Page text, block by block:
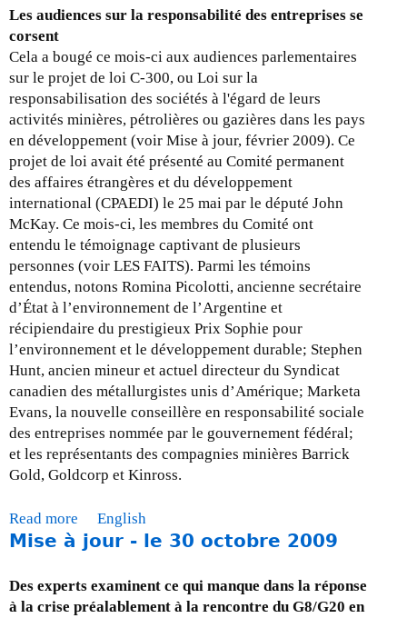
r
n
s
a
c
t
i
o
n
s
f
i
n
a
n
c
i
è
r
e
s
:
m
p
a
s
2
0
1
0
u
M
i
s
e
à
j
o
u
r
-
l
e
2
8
f
é
v
r
i
e
r
1
0
Les audiences sur la responsabilité des entreprises se
corsent
Cela a bougé ce mois-ci aux audiences parlementaires
sur le projet de loi C-300, ou Loi sur la
responsabilisation des sociétés à l'égard de leurs
activités minières, pétrolières ou gazières dans les pays
en développement (voir Mise à jour, février 2009). Ce
projet de loi avait été présenté au Comité permanent
des affaires étrangères et du développement
international (CPAEDI) le 25 mai par le député John
McKay. Ce mois-ci, les membres du Comité ont
entendu le témoignage captivant de plusieurs
personnes (voir LES FAITS). Parmi les témoins
entendus, notons Romina Picolotti, ancienne secrétaire
d’État à l’environnement de l’Argentine et
récipiendaire du prestigieux Prix Sophie pour
l’environnement et le développement durable; Stephen
Hunt, ancien mineur et actuel directeur du Syndicat
canadien des métallurgistes unis d’Amérique; Marketa
Evans, la nouvelle conseillère en responsabilité sociale
des entreprises nommée par le gouvernement fédéral;
et les représentants des compagnies minières Barrick
Gold, Goldcorp et Kinross.
Read more
b
u
t
English
Mise à jour - le 30 octobre 2009
Des experts examinent ce qui manque dans la réponse
à la crise préalablement à la rencontre du G8/G20 en